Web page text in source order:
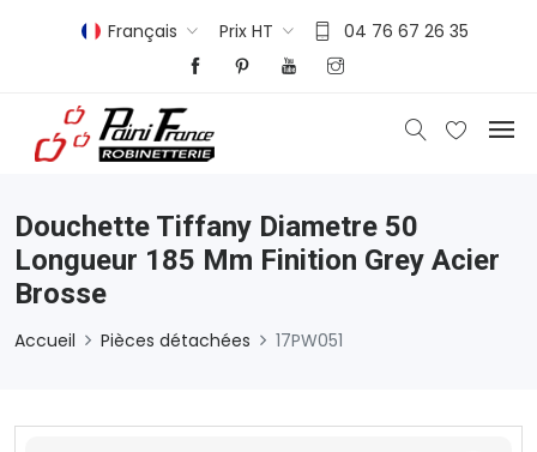
Français Prix HT 04 76 67 26 35
Douchette Tiffany Diametre 50
Longueur 185 Mm Finition Grey Acier
Brosse
Accueil Pièces détachées 17PW051